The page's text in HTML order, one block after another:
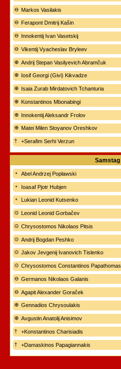
Markos Vasilakis
Ferapont Dmitrij Kašin
Innokentij Ivan Vasetskij
Vikentij Vyacheslav Bryleev
Andrij Stepan Vasilyevich Abramčuk
Iosif Georgi (Givi) Kikvadze
Isaia Zurab Mirdatovich Tchanturia
Konstantinos Mbonabingi
Innokentij Aleksandr Frolov
Matei Milen Stoyanov Oreshkov
+Serafim Serhi Verzun
Samstag
Abel Andrzej Popławski
Ioasaf Pjotr Hubjen
Lukian Leonid Kutsenko
Leonid Leonid Gorbačev
Chrysostomos Nikolaos Pitsis
Andrij Bogdan Peshko
Jakov Jevgenij Ivanovich Tislenko
Chrysostomos Constantinos Papathomas
Germanos Nikolaos Galanis
Agapit Alexander Goraček
Gennadios Chrysoulakis
Avgustin Anatolij Anisimov
+Konstantinos Charisiadis
+Damaskinos Papagiannakis